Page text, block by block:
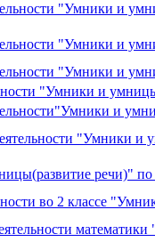
"Умники и
"Умники и
"Умники и
"Умники и
и
"Умники и
речи)" по
во 2 классе